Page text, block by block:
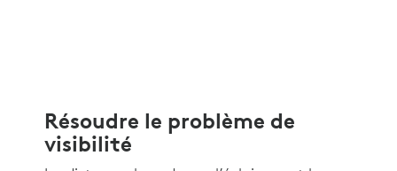
Résoudre le problème de
visibilité